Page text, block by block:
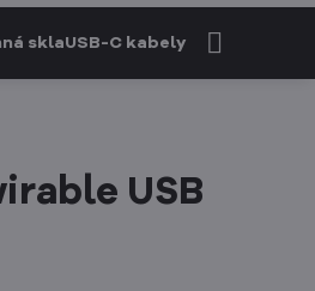
sklaUSB-C kabely
USB